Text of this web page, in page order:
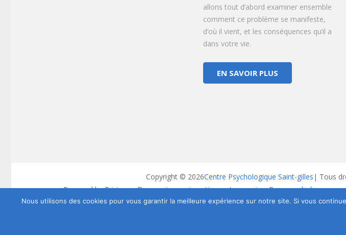
allons tout d’abord examiner ensemble
comment ce problème se manifeste,
d’où il vient, et les conséquences qu’il a
dans votre vie.
EN SAVOIR PLUS
Copyright © 2026Centre Psychologique Saint-gilles | Tous
Powered byPrivium – Des services qui soutiennent vos soins. Pour psychologues,
RGPD – Politique de Protection de la Vie Privée
Nous utilisons des cookies pour vous garantir la meilleure expérience sur notre site. Si vous